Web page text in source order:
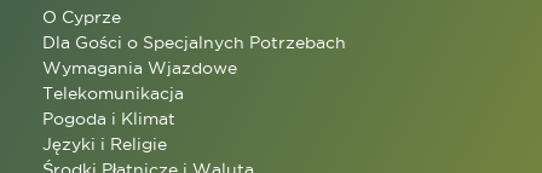
O Cyprze
Dla Gości o Specjalnych Potrzebach
Wymagania Wjazdowe
Telekomunikacja
Pogoda i Klimat
Języki i Religie